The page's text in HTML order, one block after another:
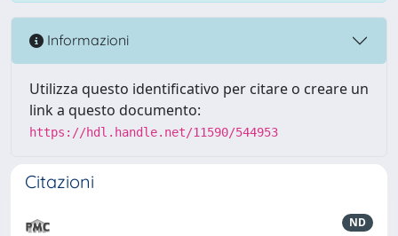
Informazioni
Utilizza questo identificativo per citare o creare un
link a questo documento:
https://hdl.handle.net/11590/544953
Citazioni
ND